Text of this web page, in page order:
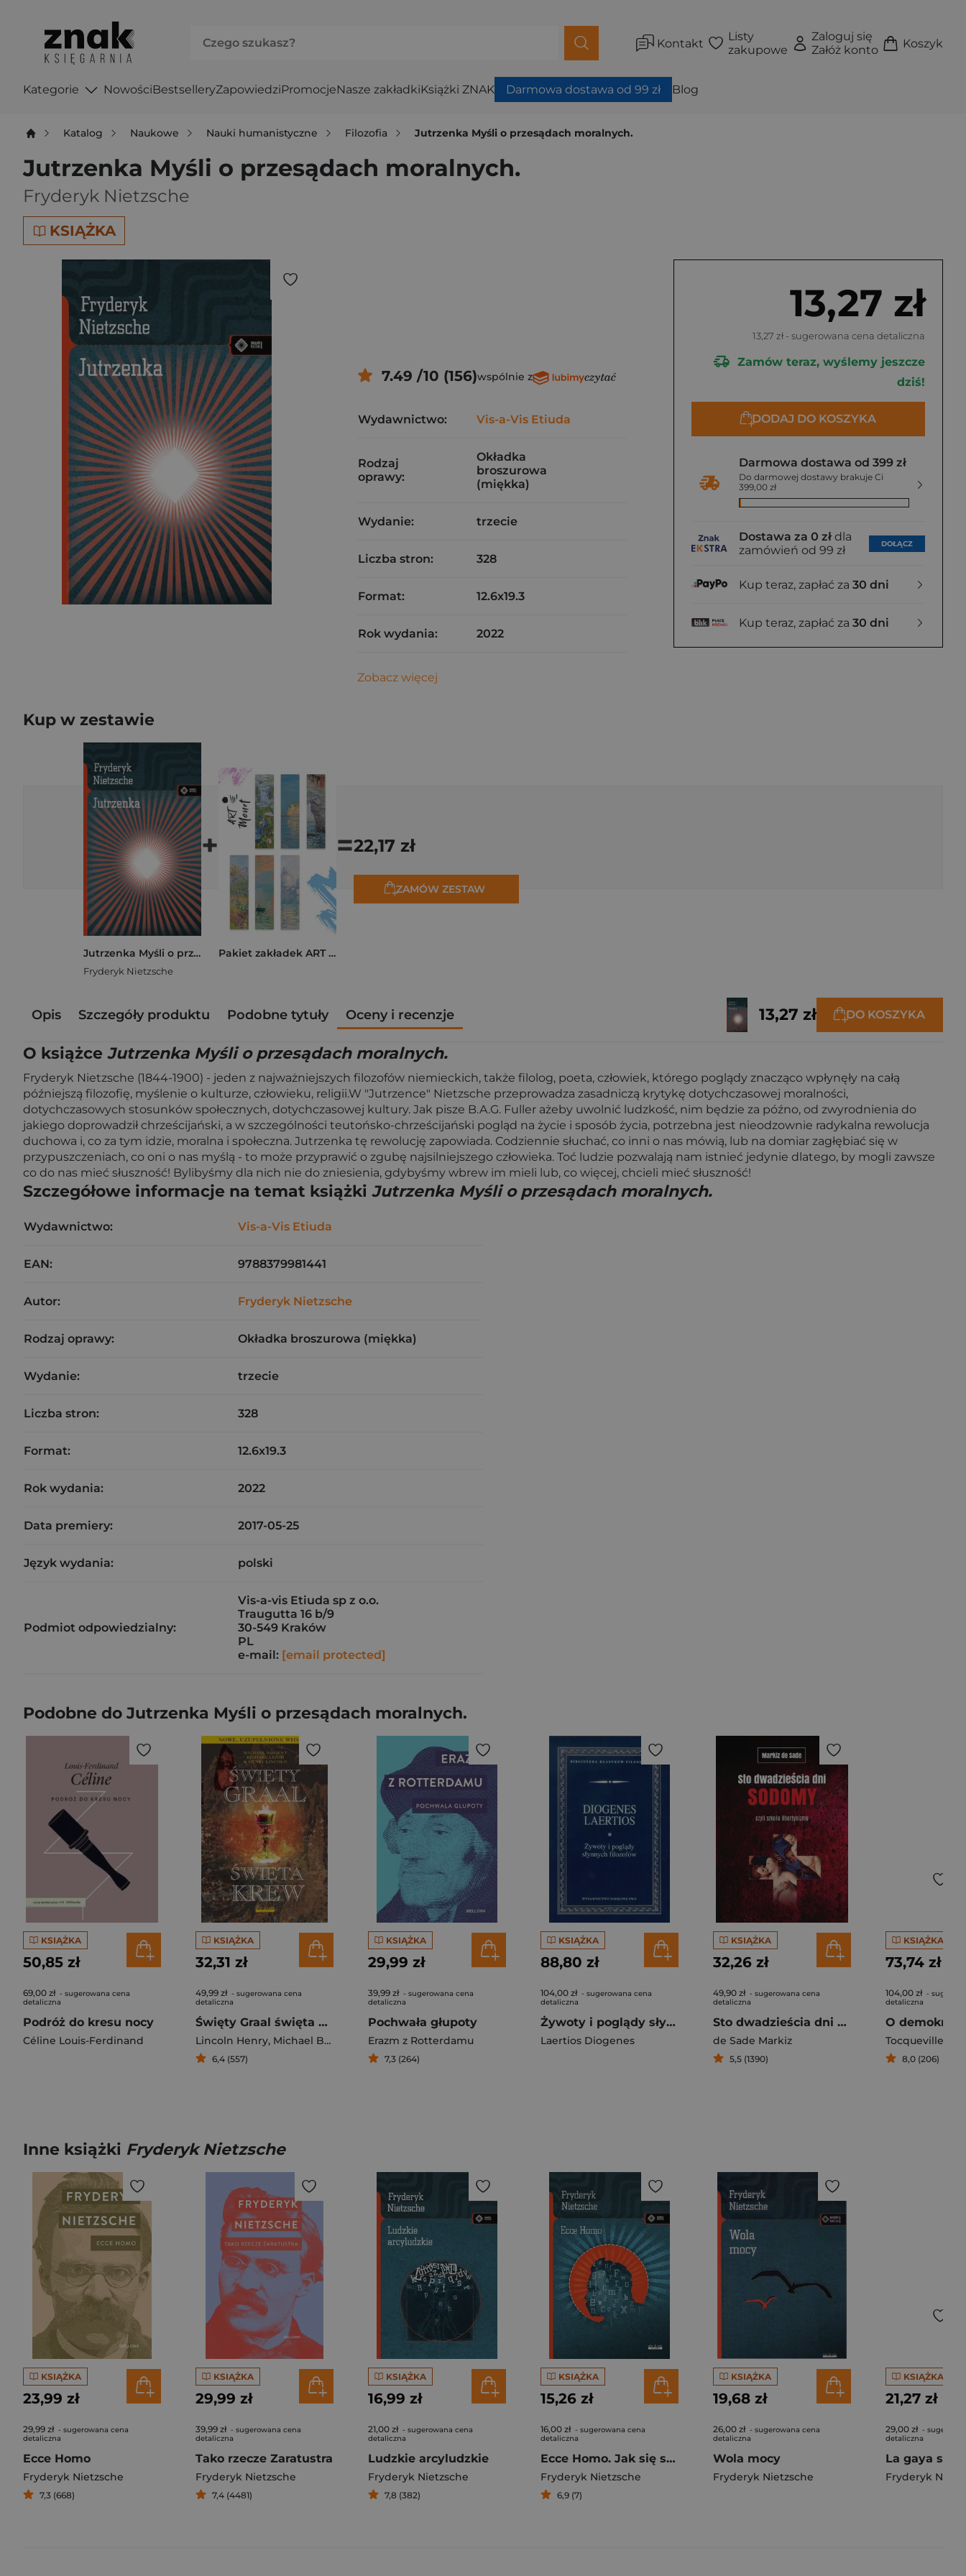
Kontakt
Listy
zakupowe
Zaloguj się
Załóż konto
Koszyk
Kategorie NowościBestselleryZapowiedziPromocjeNasze zakładkiKsiążki ZNAK Darmowa dostawa od 99 zł Blog
Katalog Naukowe Nauki humanistyczne Filozofia Jutrzenka Myśli o przesądach moralnych.
Jutrzenka Myśli o przesądach moralnych.
Fryderyk Nietzsche
KSIĄŻKA
13,27 zł
13,27 zł - sugerowana cena detaliczna
Zamów teraz, wyślemy jeszcze
dziś!
DODAJ DO KOSZYKA
Darmowa dostawa od 399 zł
Do darmowej dostawy brakuje Ci
399,00 zł
Dostawa za 0 zł dla
zamówień od 99 zł
DOŁĄCZ
Kup teraz, zapłać za 30 dni
Kup teraz, zapłać za 30 dni
7.49 /10 (156)wspólnie z
Wydawnictwo: Vis-a-Vis Etiuda
Rodzaj
oprawy:
Okładka
broszurowa
(miękka)
Wydanie: trzecie
Liczba stron: 328
Format: 12.6x19.3
Rok wydania: 2022
Zobacz więcej
Kup w zestawie
Jutrzenka Myśli o przesądach moralnych.
Fryderyk Nietzsche
+
Pakiet zakładek ART Monet
=22,17 zł
ZAMÓW ZESTAW
Opis Szczegóły produktu Podobne tytuły Oceny i recenzje 13,27 zł DO KOSZYKA
O książce Jutrzenka Myśli o przesądach moralnych.
Fryderyk Nietzsche (1844-1900) - jeden z najważniejszych filozofów niemieckich, także filolog, poeta, człowiek, którego poglądy znacząco wpłynęły na całą
późniejszą filozofię, myślenie o kulturze, człowieku, religii.W "Jutrzence" Nietzsche przeprowadza zasadniczą krytykę dotychczasowej moralności,
dotychczasowych stosunków społecznych, dotychczasowej kultury. Jak pisze B.A.G. Fuller ażeby uwolnić ludzkość, nim będzie za późno, od zwyrodnienia do
jakiego doprowadził chrześcijański, a w szczególności teutońsko-chrześcijański pogląd na życie i sposób życia, potrzebna jest nieodzownie radykalna rewolucja
duchowa i, co za tym idzie, moralna i społeczna. Jutrzenka tę rewolucję zapowiada. Codziennie słuchać, co inni o nas mówią, lub na domiar zagłębiać się w
przypuszczeniach, co oni o nas myślą - to może przyprawić o zgubę najsilniejszego człowieka. Toć ludzie pozwalają nam istnieć jedynie dlatego, by mogli zawsze
co do nas mieć słuszność! Bylibyśmy dla nich nie do zniesienia, gdybyśmy wbrew im mieli lub, co więcej, chcieli mieć słuszność!
Szczegółowe informacje na temat książki Jutrzenka Myśli o przesądach moralnych.
Wydawnictwo: Vis-a-Vis Etiuda
EAN: 9788379981441
Autor: Fryderyk Nietzsche
Rodzaj oprawy: Okładka broszurowa (miękka)
Wydanie: trzecie
Liczba stron: 328
Format: 12.6x19.3
Rok wydania: 2022
Data premiery: 2017-05-25
Język wydania: polski
Podmiot odpowiedzialny:
Vis-a-vis Etiuda sp z o.o.
Traugutta 16 b/9
30-549 Kraków
PL
e-mail: [email protected]
Podobne do Jutrzenka Myśli o przesądach moralnych.
KSIĄŻKA
50,85 zł
69,00 zł - sugerowana cena
detaliczna
Podróż do kresu nocy
Céline Louis-Ferdinand
KSIĄŻKA
32,31 zł
49,99 zł - sugerowana cena
detaliczna
Święty Graal święta krew
Lincoln Henry, Michael Baigent Leigh Richard
6,4 (557)
KSIĄŻKA
29,99 zł
39,99 zł - sugerowana cena
detaliczna
Pochwała głupoty
Erazm z Rotterdamu
7,3 (264)
KSIĄŻKA
88,80 zł
104,00 zł - sugerowana cena
detaliczna
Żywoty i poglądy słynnych filozofów
Laertios Diogenes
KSIĄŻKA
32,26 zł
49,90 zł - sugerowana cena
detaliczna
Sto dwadzieścia dni Sodomy czyli szkoła libertynizmu
de Sade Markiz
5,5 (1390)
KSIĄŻKA
73,74 zł
104,00 zł -
detaliczna
Tocqueville
8,0 (206)
Inne książki Fryderyk Nietzsche
KSIĄŻKA
23,99 zł
29,99 zł - sugerowana cena
detaliczna
Ecce Homo
Fryderyk Nietzsche
7,3 (668)
KSIĄŻKA
29,99 zł
39,99 zł - sugerowana cena
detaliczna
Tako rzecze Zaratustra
Fryderyk Nietzsche
7,4 (4481)
KSIĄŻKA
16,99 zł
21,00 zł - sugerowana cena
detaliczna
Ludzkie arcyludzkie
Fryderyk Nietzsche
7,8 (382)
KSIĄŻKA
15,26 zł
16,00 zł - sugerowana cena
detaliczna
Ecce Homo. Jak się staje tym, czym się jest
Fryderyk Nietzsche
6,9 (7)
KSIĄŻKA
19,68 zł
26,00 zł - sugerowana cena
detaliczna
Wola mocy
Fryderyk Nietzsche
KSIĄŻKA
21,27 zł
29,00 zł -
detaliczna
Fryderyk